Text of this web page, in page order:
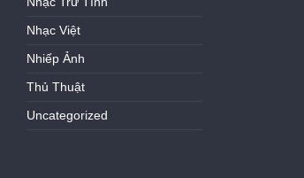
Nhạc Việt
Nhiếp Ảnh
Thủ Thuật
Uncategorized